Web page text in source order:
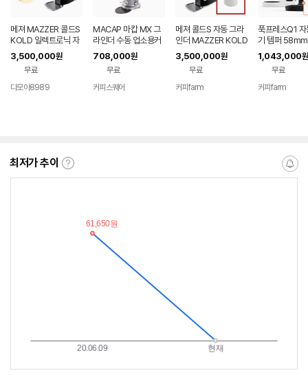
메져 MAZZER 콜드S
KOLD 일렉트로닉 자
동그라인더 (최신형)
3,500,000원
무료
다모아8989
MACAP 마캅 MX 그
라인더 수동 업소용커
피그라인더
708,000원
무료
커피스퀘어
메져 콜드S 자동 그라
인더 MAZZER KOLD
S 코니컬칼날 71미리
(+그라인더클리너)
3,500,000원
무료
커피farm
푹프레스Q1 자
기 템퍼
1,043,000원
무료
커피farm
최저가 추이
최
알